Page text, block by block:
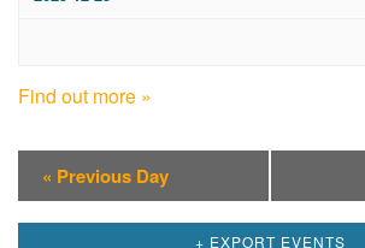
Find out more »
« Previous Day
+ EXPORT EVENTS